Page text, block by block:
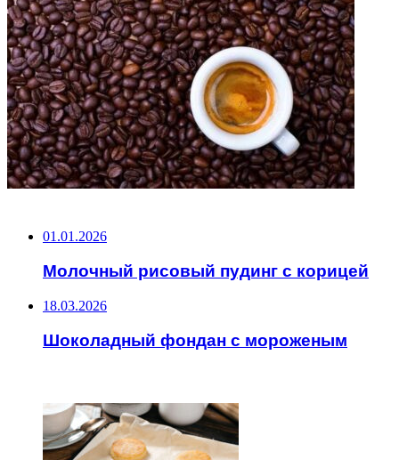
01.01.2026
Молочный рисовый пудинг с корицей
18.03.2026
Шоколадный фондан с мороженым